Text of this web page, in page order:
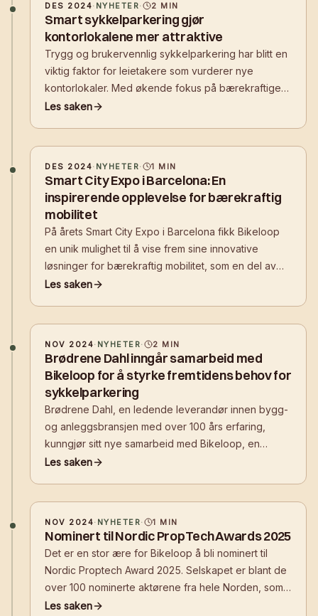
DES 2024· NYHETER· 2 MIN
Smart sykkelparkering gjør
kontorlokalene mer attraktive
Trygg og brukervennlig sykkelparkering har blitt en
viktig faktor for leietakere som vurderer nye
kontorlokaler. Med økende fokus på bærekraftige
transportløsninger, stilles det krav til
Les saken
DES 2024· NYHETER· 1 MIN
Smart City Expo i Barcelona: En
inspirerende opplevelse for bærekraftig
mobilitet
På årets Smart City Expo i Barcelona fikk Bikeloop
en unik mulighet til å vise frem sine innovative
løsninger for bærekraftig mobilitet, som en del av
det nordiske paviljongen. Sammen med
Les saken
NOV 2024· NYHETER· 2 MIN
Brødrene Dahl inngår samarbeid med
Bikeloop for å styrke fremtidens behov for
sykkelparkering
Brødrene Dahl, en ledende leverandør innen bygg-
og anleggsbransjen med over 100 års erfaring,
kunngjør sitt nye samarbeid med Bikeloop, en
innovativ norsk oppstartsbedrift kjent for sine
Les saken
NOV 2024· NYHETER· 1 MIN
Nominert til Nordic PropTech Awards 2025
Det er en stor ære for Bikeloop å bli nominert til
Nordic Proptech Award 2025. Selskapet er blant de
over 100 nominerte aktørene fra hele Norden, som
til sammen representerer det beste innen PropTech-
Les saken